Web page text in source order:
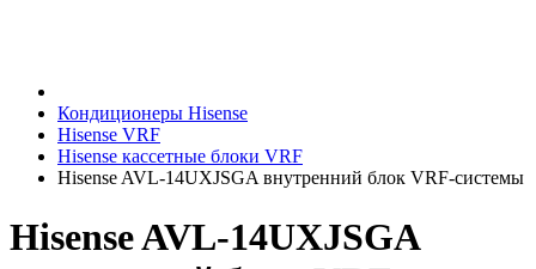
Кондиционеры Hisense
Hisense VRF
Hisense кассетные блоки VRF
Hisense AVL-14UXJSGA внутренний блок VRF-системы
Hisense AVL-14UXJSGA